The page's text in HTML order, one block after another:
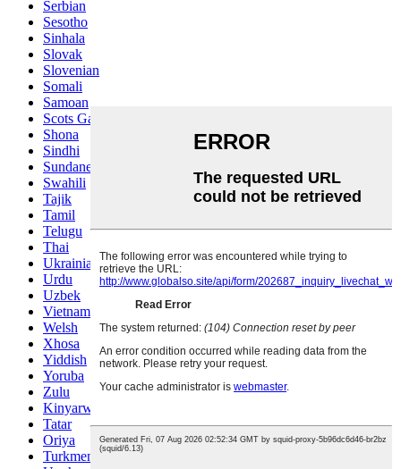
Serbian
Sesotho
Sinhala
Slovak
Slovenian
Somali
Samoan
Scots Gaelic
Shona
Sindhi
Sundanese
Swahili
Tajik
Tamil
Telugu
Thai
Ukrainian
Urdu
Uzbek
Vietnamese
Welsh
Xhosa
Yiddish
Yoruba
Zulu
Kinyarwanda
Tatar
Oriya
Turkmen